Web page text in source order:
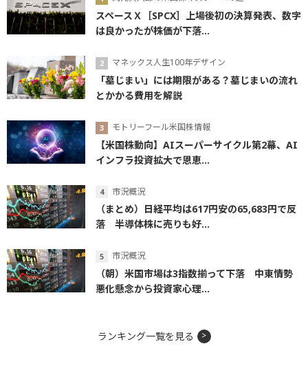
スペースＸ［SPCX］上場後初の決算発表、数字
は良かったが株価が下落...
マネックス人生100年デザイン
「墓じまい」には期限がある？墓じまいの流れ
とかかる費用を解説
モトリーフール米国株情報
【米国株動向】AIスーパーサイクル第2幕、AI
インフラ投資拡大で恩恵...
市況概況
（まとめ）日経平均は617円安の65,683円で反
落 半導体株に売りも好...
市況概況
（朝）米国市場は3指数揃って下落 中東情勢
悪化懸念から投資家心理...
ランキング一覧を見る